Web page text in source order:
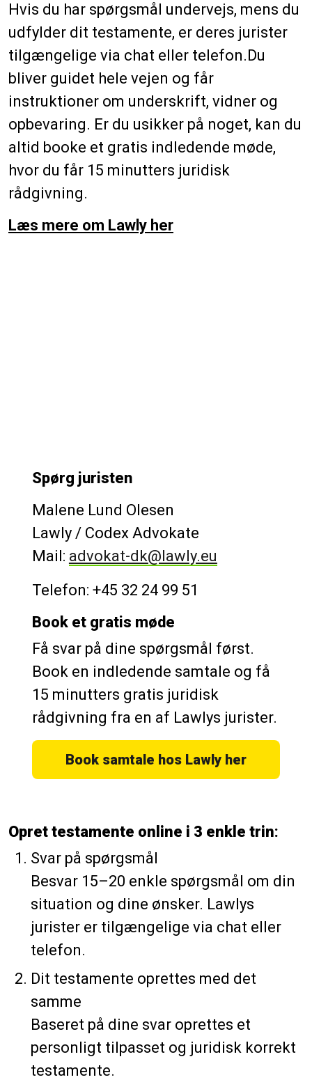
Hvis du har spørgsmål undervejs, mens du
udfylder dit testamente, er deres jurister
tilgængelige via chat eller telefon.Du
bliver guidet hele vejen og får
instruktioner om underskrift, vidner og
opbevaring. Er du usikker på noget, kan du
altid booke et gratis indledende møde,
hvor du får 15 minutters juridisk
rådgivning.
Læs mere om Lawly her
Spørg juristen
Malene Lund Olesen
Lawly / Codex Advokate
Mail: advokat-dk@lawly.eu
Telefon: +45 32 24 99 51
Book et gratis møde
Få svar på dine spørgsmål først.
Book en indledende samtale og få
15 minutters gratis juridisk
rådgivning fra en af Lawlys jurister.
Book samtale hos Lawly her
Opret testamente online i 3 enkle trin:
Svar på spørgsmål
Besvar 15–20 enkle spørgsmål om din
situation og dine ønsker. Lawlys
jurister er tilgængelige via chat eller
telefon.
Dit testamente oprettes med det
samme
Baseret på dine svar oprettes et
personligt tilpasset og juridisk korrekt
testamente.